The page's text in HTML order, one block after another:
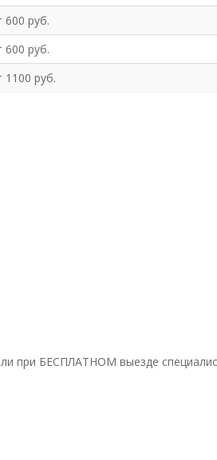
600 руб.
600 руб.
1100 руб.
при БЕСПЛАТНОМ выезде